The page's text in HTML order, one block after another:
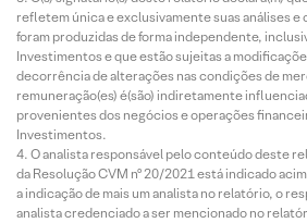
refletem única e exclusivamente suas análises e
foram produzidas de forma independente,
Investimentos e que estão sujeitas a
decorrência de alterações nas condições de
remuneração(es) é(são) indiretamente
provenientes dos negócios e operações
Investimentos.
O analista responsável pelo conteúdo deste
da Resolução CVM nº 20/2021 está indicado
a indicação de mais um analista no relatório, o
analista credenciado a ser mencionado no